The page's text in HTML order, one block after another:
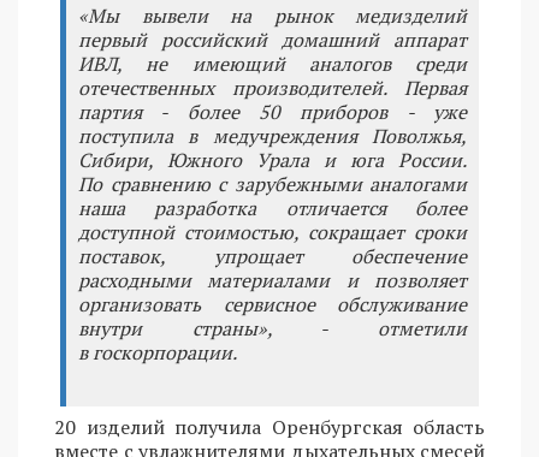
«Мы вывели на рынок медизделий
первый российский домашний аппарат
ИВЛ, не имеющий аналогов среди
отечественных производителей. Первая
партия - более 50 приборов - уже
поступила в медучреждения Поволжья,
Сибири, Южного Урала и юга России.
По сравнению с зарубежными аналогами
наша разработка отличается более
доступной стоимостью, сокращает сроки
поставок, упрощает обеспечение
расходными материалами и позволяет
организовать сервисное обслуживание
внутри страны», - отметили
в госкорпорации.
20 изделий получила Оренбургская область
вместе с увлажнителями дыхательных смесей